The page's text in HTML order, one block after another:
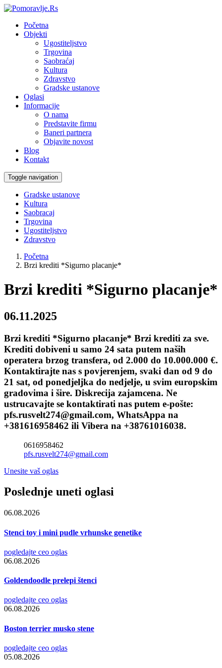
Početna
Objekti
Ugostiteljstvo
Trgovina
Saobraćaj
Kultura
Zdravstvo
Gradske ustanove
Oglasi
Informacije
O nama
Predstavite firmu
Baneri partnera
Objavite novost
Blog
Kontakt
Toggle navigation
Gradske ustanove
Kultura
Saobracaj
Trgovina
Ugostiteljstvo
Zdravstvo
Početna
Brzi krediti *Sigurno placanje*
Brzi krediti *Sigurno placanje*
06.11.2025
Brzi krediti *Sigurno placanje* Brzi krediti za sve.
Krediti dobiveni u samo 24 sata putem naših
operatera brzog transfera, od 2.000 do 10.000.000 €.
Kontaktirajte nas s povjerenjem, svaki dan od 9 do
21 sat, od ponedjeljka do nedjelje, u svim europskim
gradovima i šire. Diskrecija zajamcena. Ne
ustrucavajte se kontaktirati nas putem e-pošte:
pfs.rusvelt274@gmail.com, WhatsAppa na
+381616958462 ili Vibera na +38761016038.
0616958462
pfs.rusvelt274@gmail.com
Unesite vaš oglas
Poslednje uneti oglasi
06.08.2026
Stenci toy i mini pudle vrhunske genetike
pogledajte ceo oglas
06.08.2026
Goldendoodle prelepi štenci
pogledajte ceo oglas
06.08.2026
Boston terrier musko stene
pogledajte ceo oglas
05.08.2026